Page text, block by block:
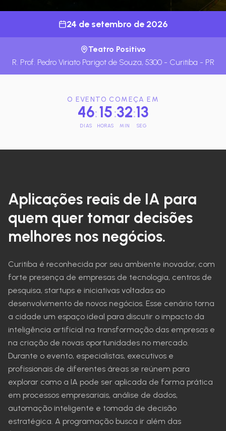
24 de setembro de 2026
Teatro Positivo
R. Prof. Pedro Viriato Parigot de Souza, 5300 - Curitiba - PR
O EVENTO COMEÇA EM
46
DIAS
:15
HORAS
:32
MIN
:12
SEG
Aplicações reais de IA para
quem quer tomar decisões
melhores nos negócios.
Curitiba é reconhecida por seu ambiente inovador, com
forte presença de empresas de tecnologia, centros de
pesquisa, startups e iniciativas voltadas ao
desenvolvimento de novos negócios. Esse cenário torna
a cidade um espaço ideal para discutir o impacto da
inteligência artificial na transformação das empresas e
na criação de novas oportunidades no mercado.
Durante o evento, especialistas, executivos e
profissionais de diferentes áreas se reúnem para
explorar como a IA pode ser aplicada de forma prática
em processos empresariais, análise de dados,
automação inteligente e tomada de decisão
estratégica. A programação busca ir além das